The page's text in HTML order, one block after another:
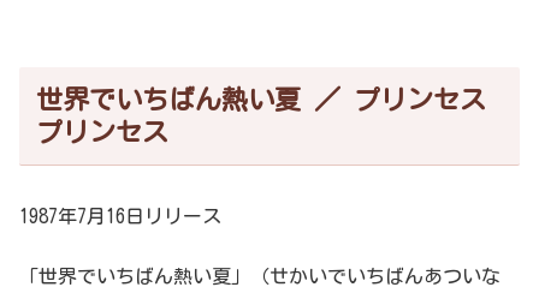
世界でいちばん熱い夏 ／ プリンセス
プリンセス
1987年7月16日リリース
「世界でいちばん熱い夏」（せかいでいちばんあついな